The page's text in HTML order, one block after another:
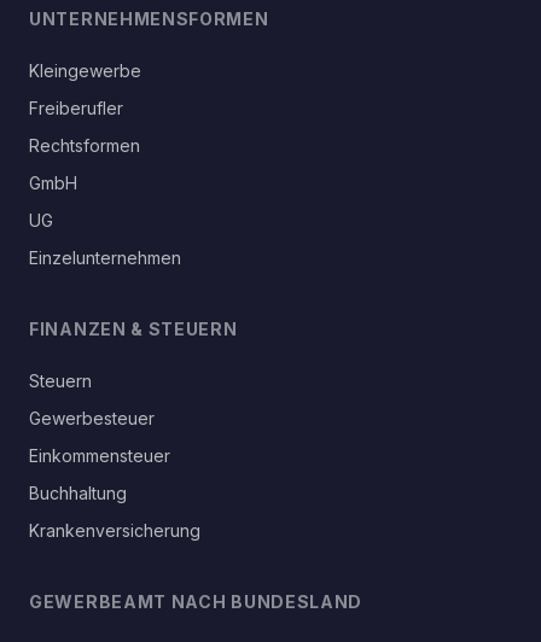
UNTERNEHMENSFORMEN
Kleingewerbe
Freiberufler
Rechtsformen
GmbH
UG
Einzelunternehmen
FINANZEN & STEUERN
Steuern
Gewerbesteuer
Einkommensteuer
Buchhaltung
Krankenversicherung
GEWERBEAMT NACH BUNDESLAND